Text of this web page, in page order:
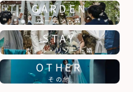
GARDEN
ガーデン・森
STAY
ホテル・リゾート婚
OTHER
その他